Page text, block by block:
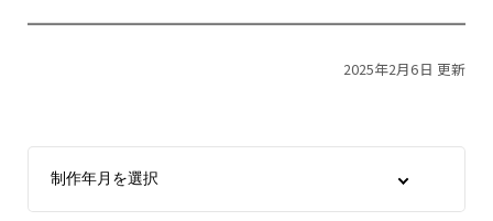
2025年2月6日 更新